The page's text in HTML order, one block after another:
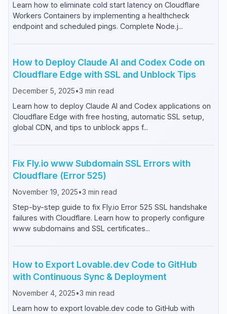
Learn how to eliminate cold start latency on Cloudflare
Workers Containers by implementing a healthcheck
endpoint and scheduled pings. Complete Node.j...
How to Deploy Claude AI and Codex Code on
Cloudflare Edge with SSL and Unblock Tips
December 5, 2025•3 min read
Learn how to deploy Claude AI and Codex applications on
Cloudflare Edge with free hosting, automatic SSL setup,
global CDN, and tips to unblock apps f...
Fix Fly.io www Subdomain SSL Errors with
Cloudflare (Error 525)
November 19, 2025•3 min read
Step-by-step guide to fix Fly.io Error 525 SSL handshake
failures with Cloudflare. Learn how to properly configure
www subdomains and SSL certificates...
How to Export Lovable.dev Code to GitHub
with Continuous Sync & Deployment
November 4, 2025•3 min read
Learn how to export lovable.dev code to GitHub with